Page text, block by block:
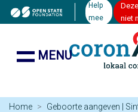
Help
mee
niet
MENU
Home Geboorte aangeven |